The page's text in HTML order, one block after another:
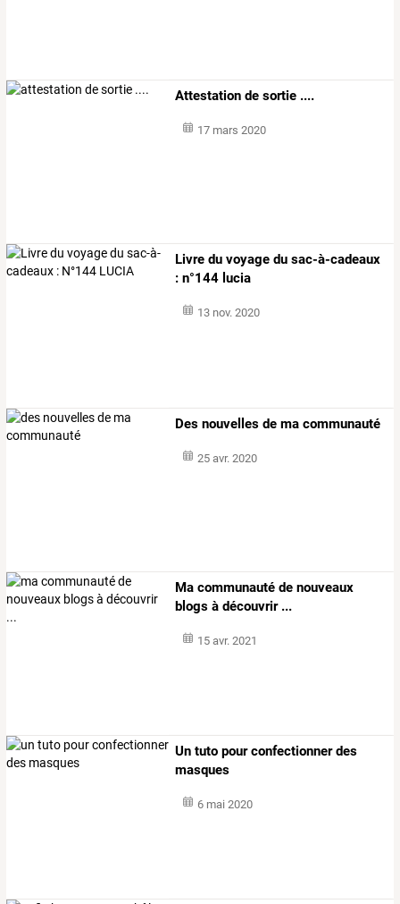
Attestation de sortie ....
17 mars 2020
Livre du voyage du sac-à-cadeaux
: n°144 lucia
13 nov. 2020
Des nouvelles de ma communauté
25 avr. 2020
Ma communauté de nouveaux
blogs à découvrir ...
15 avr. 2021
Un tuto pour confectionner des
masques
6 mai 2020